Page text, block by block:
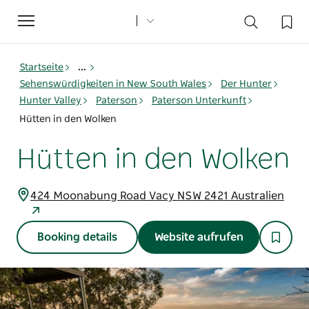
Toggle
navigation
Startseite
...
Sehenswürdigkeiten in New South Wales
Der Hunter
Hunter Valley
Paterson
Paterson Unterkunft
Hütten in den Wolken
Hütten in den Wolken
424 Moonabung Road Vacy NSW 2421 Australien
Booking details Website aufrufen